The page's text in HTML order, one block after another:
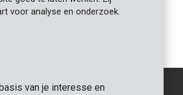
voor analyse en onderzoek.
van je interesse en